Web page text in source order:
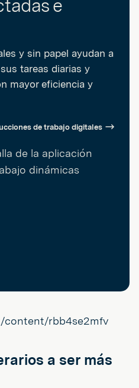
e
y sin papel ayudan a
tareas diarias y
mayor eficiencia y
de trabajo digitales
a ser más